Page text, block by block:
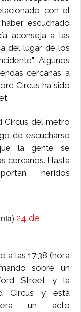
con el
escuchado
aconseja a las
del lugar de los
Algunos
cercanas a
Circus ha sido
Circus del metro
de escucharse
la gente se
cercanos. Hasta
heridos
24 de
a las 17:38 (hora
sobre un
Street y la
Circus y está
un acto